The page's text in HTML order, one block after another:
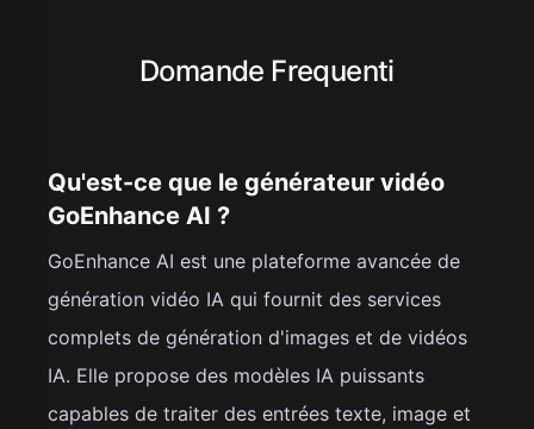
Domande Frequenti
Qu'est-ce que le générateur vidéo
GoEnhance AI ?
GoEnhance AI est une plateforme avancée de
génération vidéo IA qui fournit des services
complets de génération d'images et de vidéos
IA. Elle propose des modèles IA puissants
capables de traiter des entrées texte, image et